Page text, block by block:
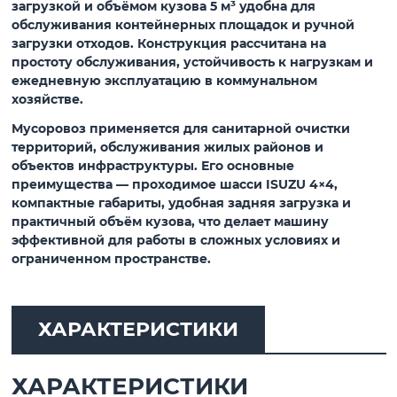
загрузкой и объёмом кузова 5 м³удобна для
обслуживания контейнерных площадок и ручной
загрузки отходов. Конструкция рассчитана на
простоту обслуживания, устойчивость к нагрузкам и
ежедневную эксплуатацию в коммунальном
хозяйстве.
Мусоровоз применяется для санитарной очистки
территорий, обслуживания жилых районов и
объектов инфраструктуры. Его основные
преимущества — проходимое шасси ISUZU 4×4,
компактные габариты, удобная задняя загрузка и
практичный объём кузова, что делает машину
эффективной для работы в сложных условиях и
ограниченном пространстве.
ХАРАКТЕРИСТИКИ
ХАРАКТЕРИСТИКИ